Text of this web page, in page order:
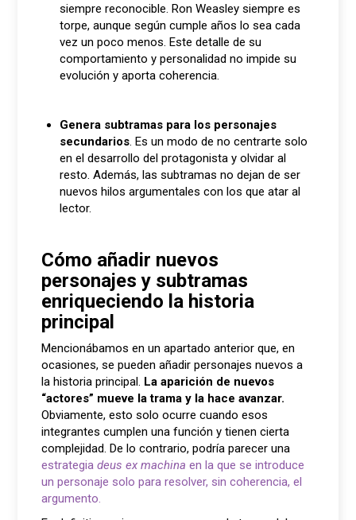
siempre reconocible. Ron Weasley siempre es
torpe, aunque según cumple años lo sea cada
vez un poco menos. Este detalle de su
comportamiento y personalidad no impide su
evolución y aporta coherencia.
Genera subtramas para los personajes
secundarios. Es un modo de no centrarte solo
en el desarrollo del protagonista y olvidar al
resto. Además, las subtramas no dejan de ser
nuevos hilos argumentales con los que atar al
lector.
Cómo añadir nuevos
personajes y subtramas
enriqueciendo la historia
principal
Mencionábamos en un apartado anterior que, en
ocasiones, se pueden añadir personajes nuevos a
la historia principal. La aparición de nuevos
“actores” mueve la trama y la hace avanzar.
Obviamente, esto solo ocurre cuando esos
integrantes cumplen una función y tienen cierta
complejidad. De lo contrario, podría parecer una
estrategiadeus ex machina en la que se introduce
un personaje solo para resolver, sin coherencia, el
argumento.